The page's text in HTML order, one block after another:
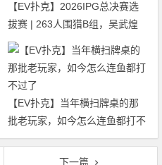
【EV扑克】2026IPG总决赛选
拔赛 | 263人围猎B组，吴武煌
54.4万领跑，主赛第一轮晋级版
【EV扑克】当年横扫牌桌的那
批老玩家，如今怎么连鱼都打不
过了
下一篇